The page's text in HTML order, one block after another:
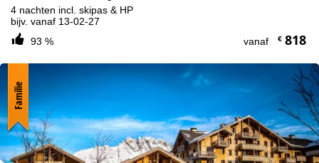
4 nachten incl. skipas & HP
bijv. vanaf 13-02-27
93 %
vanaf €818
Familie